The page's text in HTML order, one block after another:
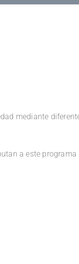
mediante
a este programa